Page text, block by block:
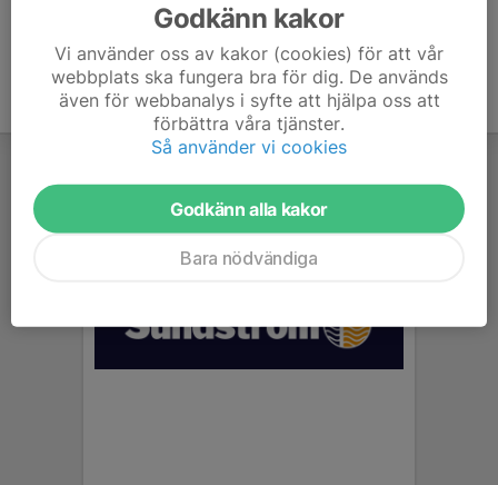
Godkänn kakor
Vi använder oss av kakor (cookies) för att vår
webbplats ska fungera bra för dig. De används
även för webbanalys i syfte att hjälpa oss att
förbättra våra tjänster.
Så använder vi cookies
Godkänn alla kakor
Bara nödvändiga